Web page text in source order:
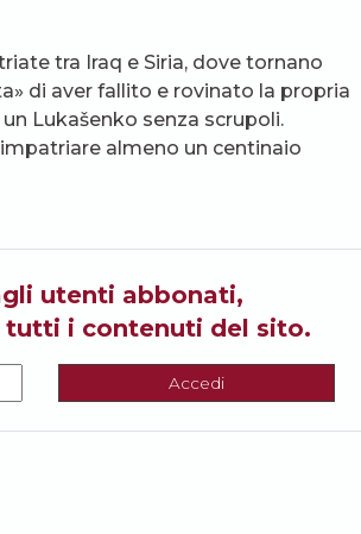
tra Iraq e Siria, dove tornano
di aver fallito e rovinato la propria
Lukašenko senza scrupoli.
almeno un centinaio
utenti abbonati,
tutti i contenuti del sito.
Accedi